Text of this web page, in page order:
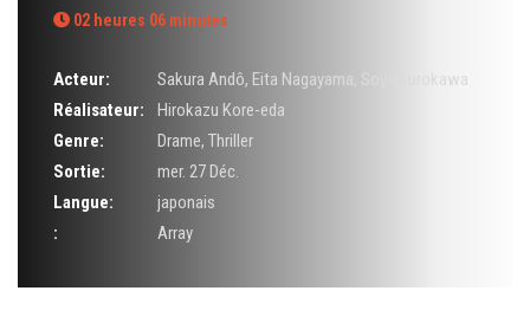
02 heures 06 minutes
Acteur: Sakura Andô, Eita Nagayama
Soya Kurokawa
Réalisateur:
Hirokazu Kore-eda
Genre:
Drame, Thriller
Sortie:
mer. 27 Déc.
Langue:
japonais
:
Array